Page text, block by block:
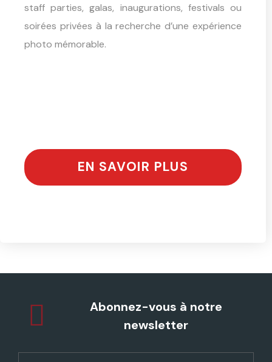
staff parties, galas, inaugurations, festivals ou
soirées privées à la recherche d’une expérience
photo mémorable.
EN SAVOIR PLUS
Abonnez-vous à notre
newsletter